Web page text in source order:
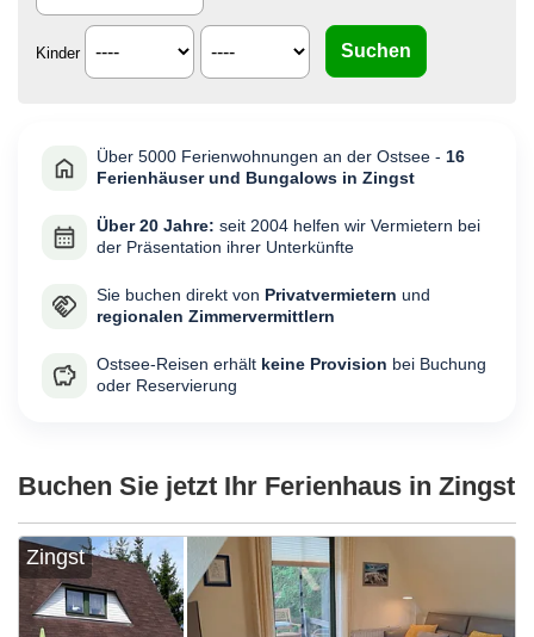
Kinder
Über 5000 Ferienwohnungen an der Ostsee - 16
Ferienhäuser und Bungalows in Zingst
Über 20 Jahre: seit 2004 helfen wir Vermietern bei
der Präsentation ihrer Unterkünfte
Sie buchen direkt von Privatvermietern und
regionalen Zimmervermittlern
Ostsee-Reisen erhält keine Provision bei Buchung
oder Reservierung
Buchen Sie jetzt Ihr Ferienhaus in Zingst
Zingst